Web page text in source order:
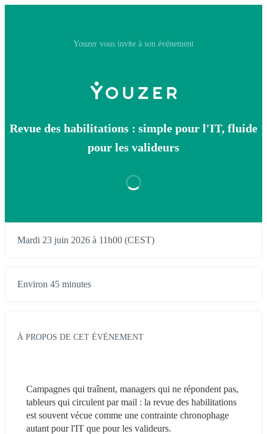
Youzer vous invite à son événement
Revue des habilitations : simple pour l'IT, fluide
pour les valideurs
Mardi 23 juin 2026 à 11h00 (CEST)
Environ 45 minutes
À PROPOS DE CET ÉVÉNEMENT
Campagnes qui traînent, managers qui ne répondent pas,
tableurs qui circulent par mail : la revue des habilitations
est souvent vécue comme une contrainte chronophage
autant pour l'IT que pour les valideurs.